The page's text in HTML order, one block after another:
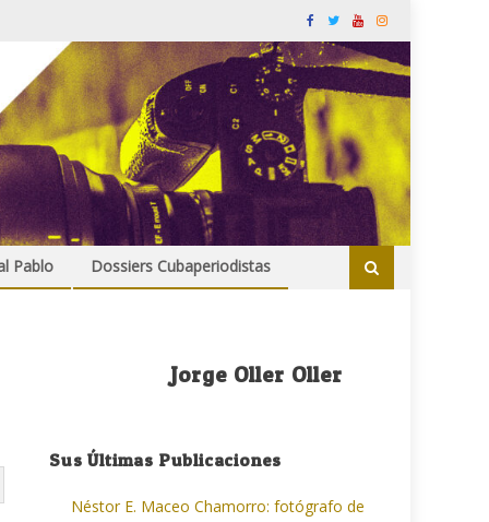
Pablo Dossiers Cubaperiodistas
Jorge Oller Oller
Sus Últimas Publicaciones
Néstor E. Maceo Chamorro: fotógrafo de